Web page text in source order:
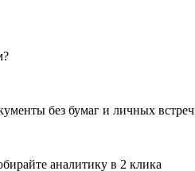
без бумаг и личных встреч
аналитику в 2 клика